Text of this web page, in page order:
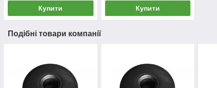
Купити Купити
Подібні товари компанії